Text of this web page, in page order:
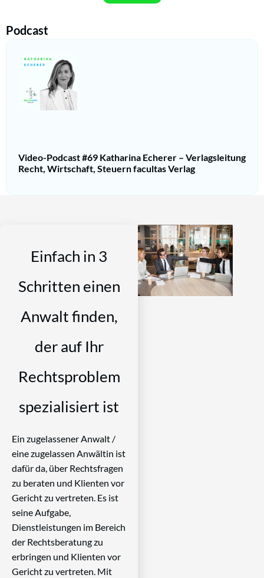
Podcast
Video-Podcast #69 Katharina Echerer – Verlagsleitung
Recht, Wirtschaft, Steuern facultas Verlag
Einfach in 3
Schritten einen
Anwalt finden,
der auf Ihr
Rechtsproblem
spezialisiert ist
Ein zugelassener Anwalt /
eine zugelassen Anwältin ist
dafür da, über Rechtsfragen
zu beraten und Klienten vor
Gericht zu vertreten. Es ist
seine Aufgabe,
Dienstleistungen im Bereich
der Rechtsberatung zu
erbringen und Klienten vor
Gericht zu vertreten. Mit